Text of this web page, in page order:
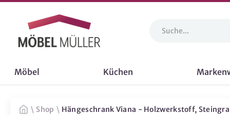
Möbel Küchen
\ Shop \ Hängeschrank Viana - Holzwerkstoff,